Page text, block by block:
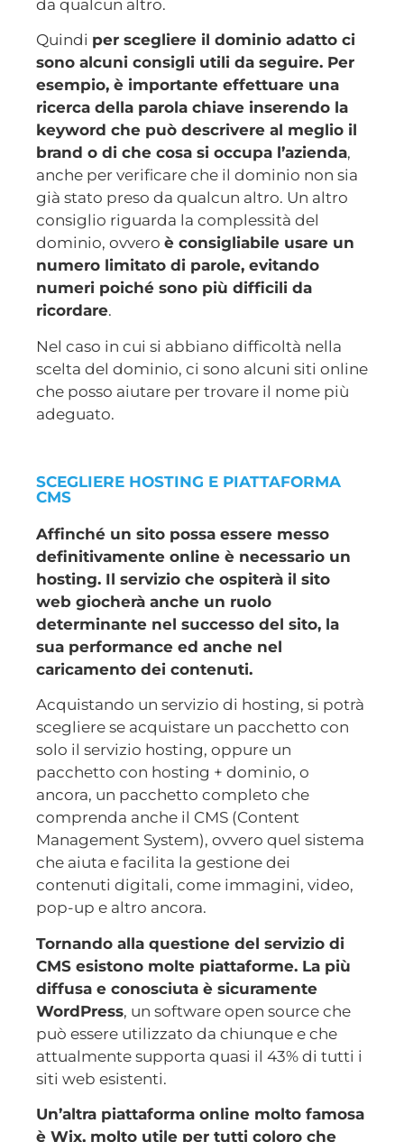
da qualcun altro.
Quindi per scegliere il dominio adatto ci
sono alcuni consigli utili da seguire. Per
esempio, è importante effettuare una
ricerca della parola chiave inserendo la
keyword che può descrivere al meglio il
brand o di che cosa si occupa l’azienda,
anche per verificare che il dominio non sia
già stato preso da qualcun altro. Un altro
consiglio riguarda la complessità del
dominio, ovvero è consigliabile usare un
numero limitato di parole, evitando
numeri poiché sono più difficili da
ricordare.
Nel caso in cui si abbiano difficoltà nella
scelta del dominio, ci sono alcuni siti online
che posso aiutare per trovare il nome più
adeguato.
SCEGLIERE HOSTING E PIATTAFORMA
CMS
Affinché un sito possa essere messo
definitivamente online è necessario un
hosting. Il servizio che ospiterà il sito
web giocherà anche un ruolo
determinante nel successo del sito, la
sua performance ed anche nel
caricamento dei contenuti.
Acquistando un servizio di hosting, si potrà
scegliere se acquistare un pacchetto con
solo il servizio hosting, oppure un
pacchetto con hosting + dominio, o
ancora, un pacchetto completo che
comprenda anche il CMS (Content
Management System), ovvero quel sistema
che aiuta e facilita la gestione dei
contenuti digitali, come immagini, video,
pop-up e altro ancora.
Tornando alla questione del servizio di
CMS esistono molte piattaforme. La più
diffusa e conosciuta è sicuramente
WordPress, un software open source che
può essere utilizzato da chiunque e che
attualmente supporta quasi il 43% di tutti i
siti web esistenti.
Un’altra piattaforma online molto famosa
è Wix, molto utile per tutti coloro che